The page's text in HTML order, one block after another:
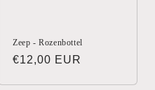
Zeep - Rozenbottel
Normale
€12,00 EUR